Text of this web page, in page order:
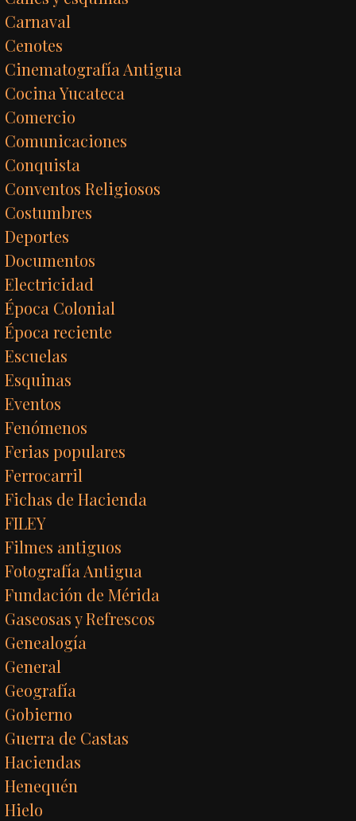
Carnaval
Cenotes
Cinematografía Antigua
Cocina Yucateca
Comercio
Comunicaciones
Conquista
Conventos Religiosos
Costumbres
Deportes
Documentos
Electricidad
Época Colonial
Época reciente
Escuelas
Esquinas
Eventos
Fenómenos
Ferias populares
Ferrocarril
Fichas de Hacienda
FILEY
Filmes antiguos
Fotografía Antigua
Fundación de Mérida
Gaseosas y Refrescos
Genealogía
General
Geografía
Gobierno
Guerra de Castas
Haciendas
Henequén
Hielo